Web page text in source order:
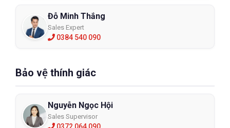
Đỗ Minh Thắng
Sales Expert
0384 540 090
Bảo vệ thính giác
Nguyễn Ngọc Hội
Sales Supervisor